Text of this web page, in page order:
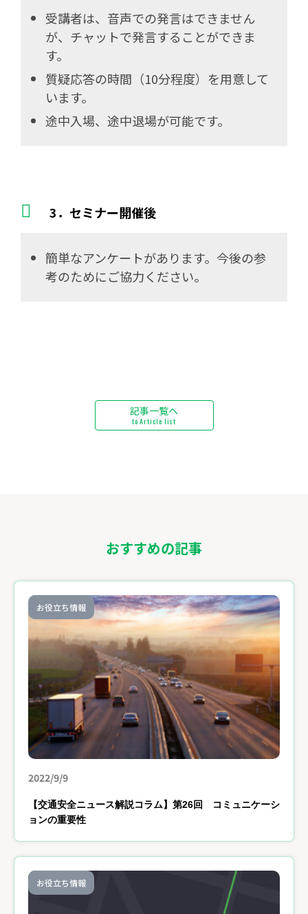
受講者は、音声での発言はできません
が、チャットで発言することができま
す。
質疑応答の時間（10分程度）を用意して
います。
途中入場、途中退場が可能です。
3．セミナー開催後
簡単なアンケートがあります。今後の参
考のためにご協力ください。
記事一覧へ
to Article list
おすすめの記事
お役立ち情報
2022/9/9
【交通安全ニュース解説コラム】第26回 コミュニケーシ
ョンの重要性
お役立ち情報